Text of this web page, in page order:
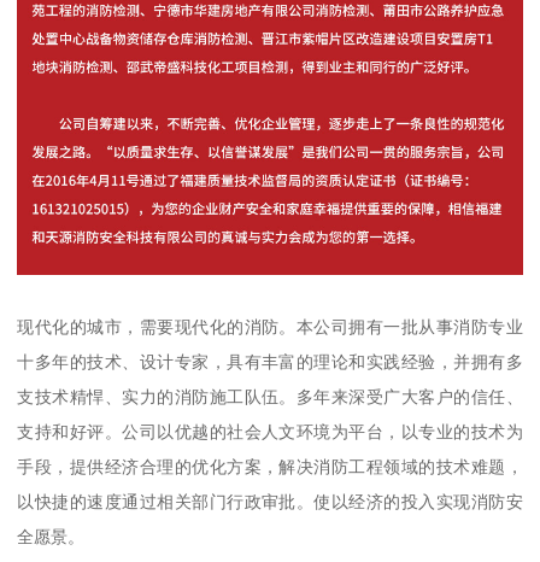
现代化的城市，需要现代化的消防。本公司拥有一批从事消防专业
十多年的技术、设计专家，具有丰富的理论和实践经验，并拥有多
支技术精悍、实力的消防施工队伍。多年来深受广大客户的信任、
支持和好评。公司以优越的社会人文环境为平台，以专业的技术为
手段，提供经济合理的优化方案，解决消防工程领域的技术难题，
以快捷的速度通过相关部门行政审批。使以经济的投入实现消防安
全愿景。